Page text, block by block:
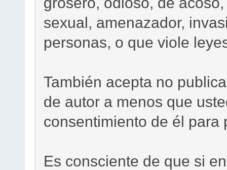
sexual, amenazador,
personas, o que viole
También acepta no
de autor a menos que
consentimiento de él para
Es consciente de que si